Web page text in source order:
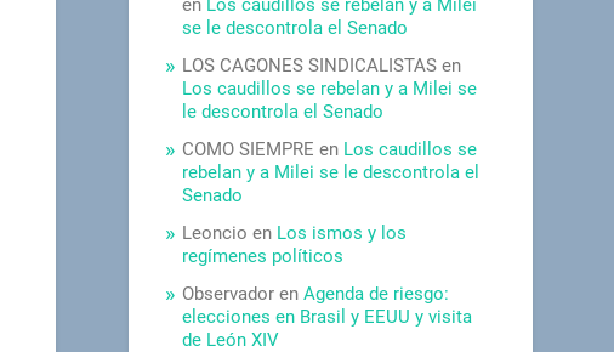
en Los caudillos se rebelan y a Milei
se le descontrola el Senado
LOS CAGONES SINDICALISTAS en
Los caudillos se rebelan y a Milei se
le descontrola el Senado
COMO SIEMPRE en Los caudillos se
rebelan y a Milei se le descontrola el
Senado
Leoncio en Los ismos y los
regímenes políticos
Observador enAgenda de riesgo:
elecciones en Brasil y EEUU y visita
de León XIV